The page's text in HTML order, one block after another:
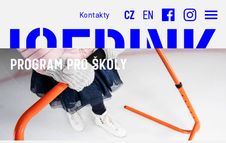
Kontakty CZ EN
PROGRAM PRO ŠKOLY